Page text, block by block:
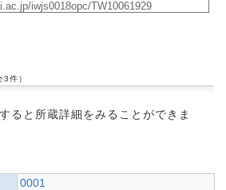
件）
ると所蔵詳細をみることができま
0001